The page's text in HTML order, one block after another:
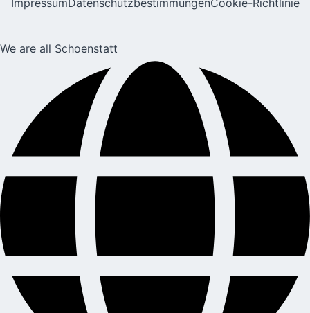
We are all Schoenstatt